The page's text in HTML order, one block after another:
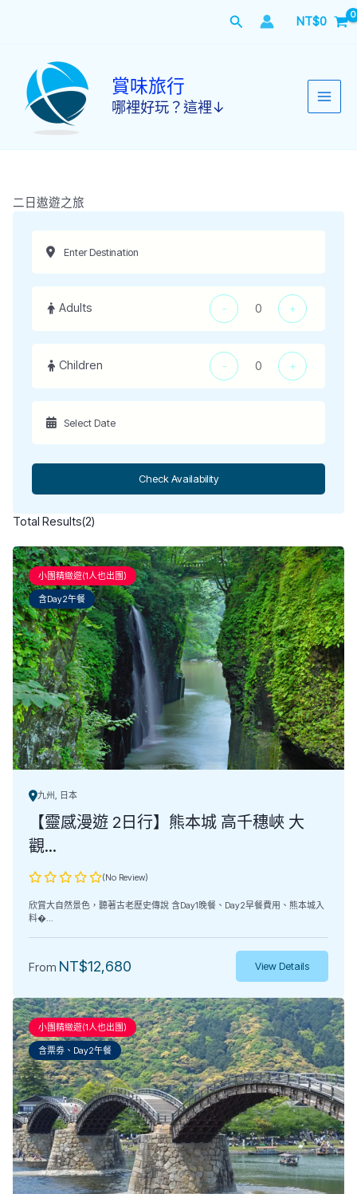
搜
NT$0
賞味旅行
哪裡好玩？這裡↓
二日遨遊之旅
Total Results(2)
小團精緻遊(1人也出團)
含Day2午餐
九州, 日本
【靈感漫遊 2日行】熊本城 高千穗峽 大
觀...
(No Review)
欣賞大自然景色，聽著古老歷史傳說 含Day1晚餐、Day2早餐費用、熊本城入
料�...
From NT$12,680 View Details
小團精緻遊(1人也出團)
含票劵、Day2午餐
Adults - +
Children - +
Check Availability